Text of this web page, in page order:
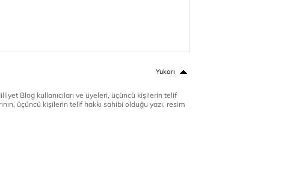
Yukarı
Blog kullanıcıları ve üyeleri, üçüncü kişilerin telif
üçüncü kişilerin telif hakkı sahibi olduğu yazı, resim